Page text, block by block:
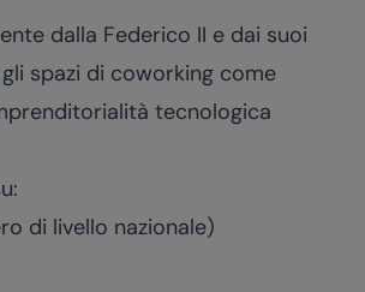
dalla Federico II e dai suoi
spazi di coworking come
tecnologica
di livello nazionale)